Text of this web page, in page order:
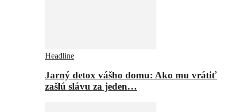
Headline
Jarný detox vášho domu: Ako mu vrátiť
zašlú slávu za jeden…